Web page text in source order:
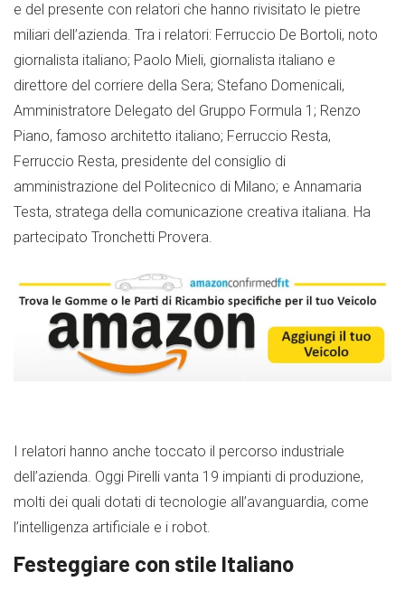
e del presente con relatori che hanno rivisitato le pietre
miliari dell’azienda. Tra i relatori: Ferruccio De Bortoli, noto
giornalista italiano; Paolo Mieli, giornalista italiano e
direttore del corriere della Sera; Stefano Domenicali,
Amministratore Delegato del Gruppo Formula 1; Renzo
Piano, famoso architetto italiano; Ferruccio Resta,
Ferruccio Resta, presidente del consiglio di
amministrazione del Politecnico di Milano; e Annamaria
Testa, stratega della comunicazione creativa italiana. Ha
partecipato Tronchetti Provera.
I relatori hanno anche toccato il percorso industriale
dell’azienda. Oggi Pirelli vanta 19 impianti di produzione,
molti dei quali dotati di tecnologie all’avanguardia, come
l’intelligenza artificiale e i robot.
Festeggiare con stile Italiano